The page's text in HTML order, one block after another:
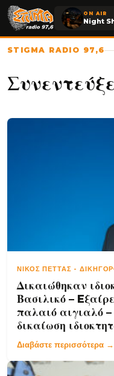
ON AIR
Night
STIGMA RADIO 97,6
ΝΊΚΟΣ ΠΈΤΤΑΣ -
Δικαιώθηκαν
Βασιλικό –
παλαιό αιγιαλό –
δικαίωση
Διαβάστε περισσότερα →